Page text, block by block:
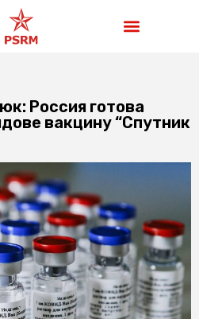
Россия готова
вакцину “Спутник